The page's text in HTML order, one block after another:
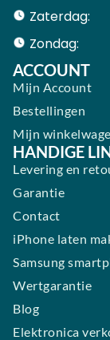
Zaterdag:
Zondag:
ACCOUNT
Mijn Account
Bestellingen
Mijn
HANDIGE
Levering en
Garantie
Contact
iPhone laten
Samsung
Wertgarantie
Blog
Elektronica